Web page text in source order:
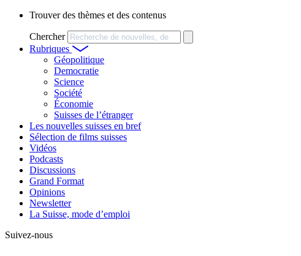
Trouver des thèmes et des contenus
Chercher
Rubriques
Géopolitique
Democratie
Science
Société
Économie
Suisses de l’étranger
Les nouvelles suisses en bref
Sélection de films suisses
Vidéos
Podcasts
Discussions
Grand Format
Opinions
Newsletter
La Suisse, mode d’emploi
Suivez-nous